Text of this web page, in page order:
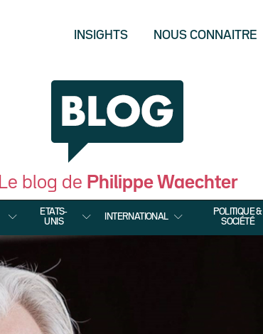
INSIGHTS NOUS CONNAITRE
Le blog de Philippe Waechter
ETATS-
UNIS
INTERNATIONAL
POLITIQUE &
SOCIÉTÉ